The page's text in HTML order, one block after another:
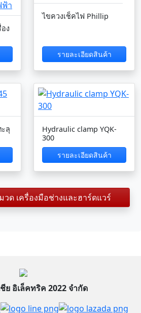
ง
ไขควงเช็คไฟ Phillip
รายละเอียดสินค้า
ลุ
Hydraulic clamp YQK-
300
รายละเอียดสินค้า
ด เครื่องมือช่างและฮาร์ดแวร์
ย อิเล็คทริค 2022 จำกัด